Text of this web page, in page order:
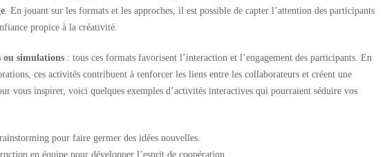
. En jouant sur les formats et les approches, il est possible de capter l’attention des participants
propice à la créativité.
ou simulations : tous ces formats favorisent l’interaction et l’engagement des participants. En
ces activités contribuent à renforcer les liens entre les collaborateurs et créent une
vous inspirer, voici quelques exemples d’activités interactives qui pourraient séduire vos
pour faire germer des idées nouvelles.
en équipe pour développer l’esprit de coopération.